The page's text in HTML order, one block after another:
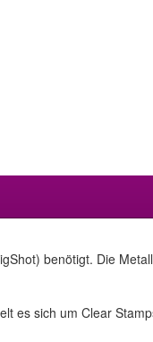
benötigt. Die
es sich um Clear